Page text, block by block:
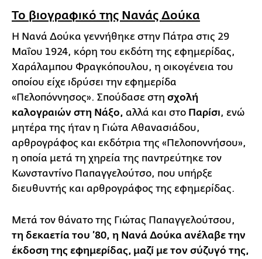
Το βιογραφικό της Νανάς Δούκα
Η Νανά Δούκα γεννήθηκε στην Πάτρα στις 29
Μαΐου 1924, κόρη του εκδότη της εφημερίδας,
Χαράλαμπου Φραγκόπουλου, η οικογένεια του
οποίου είχε ιδρύσει την εφημερίδα
«Πελοπόννησος». Σπούδασε στη σχολή
καλογραιών στη Νάξο, αλλά και στο Παρίσι, ενώ
μητέρα της ήταν η Γιώτα Αθανασιάδου,
αρθρογράφος και εκδότρια της «Πελοποννήσου»,
η οποία μετά τη χηρεία της παντρεύτηκε τον
Κωνσταντίνο Παπαγγελούτσο, που υπήρξε
διευθυντής και αρθρογράφος της εφημερίδας.
Μετά τον θάνατο της Γιώτας Παπαγγελούτσου,
τη δεκαετία του ’80, η Νανά Δούκα ανέλαβε την
έκδοση της εφημερίδας, μαζί με τον σύζυγό της,